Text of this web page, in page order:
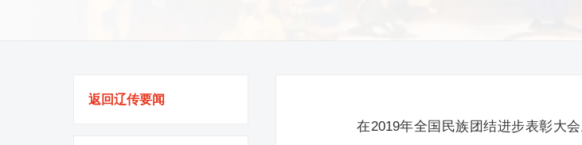
返回辽传要闻
在2019年全国民族团结进步表彰大